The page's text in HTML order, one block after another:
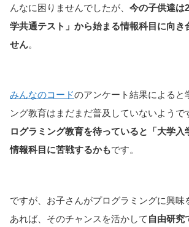
んなに困りませんでしたが、 今の子供達は
学共通テスト」から始まる情報科目に向き
せん。
みんなのコードのアンケート結果によると
ング教育はまだまだ普及していないようで
ログラミング教育を待っていると「大学入
情報科目に苦戦するかもです。
ですが、お子さんがプログラミングに興味
あれば、そのチャンスを活かして 自由研究